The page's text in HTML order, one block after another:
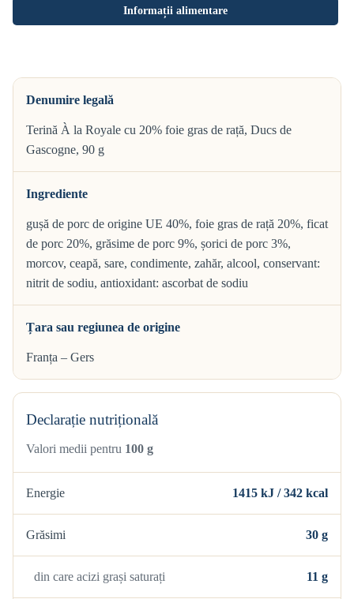
gras
90
Informații alimentare
Denumire legală
Terină À la Royale cu 20% foie gras de rață, Ducs de
Gascogne, 90 g
Ingrediente
gușă de porc de origine UE 40%, foie gras de rață 20%, ficat
de porc 20%, grăsime de porc 9%, șorici de porc 3%,
morcov, ceapă, sare, condimente, zahăr, alcool, conservant:
nitrit de sodiu, antioxidant: ascorbat de sodiu
Țara sau regiunea de origine
Franța – Gers
Declarație nutrițională
Valori medii pentru 100 g
Energie 1415 kJ / 342 kcal
Grăsimi 30 g
din care acizi grași saturați 11 g